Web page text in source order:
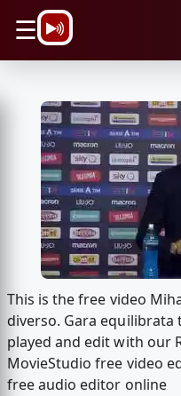
☰
This is the free video
diverso. Gara
played and edit with our
MovieStudio free video
free audio editor online